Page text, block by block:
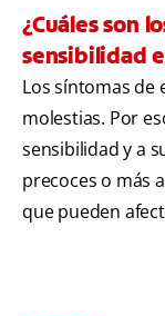
¿Cuáles son
sensibilidad
Los síntomas de
molestias. Por
sensibilidad y a
precoces o más
que pueden